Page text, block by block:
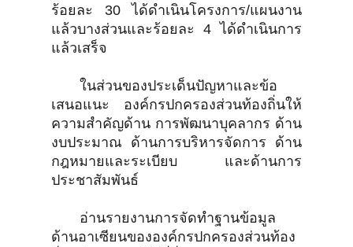
ร้อยละ 30 ได้ดำเนินโครงการ/แผนงาน
แล้วบางส่วนและร้อยละ 4 ได้ดำเนินการ
แล้วเสร็จ
ในส่วนของประเด็นปัญหาและข้อ
เสนอแนะ องค์กรปกครองส่วนท้องถิ่นให้
ความสำคัญด้าน การพัฒนาบุคลากร ด้าน
งบประมาณ ด้านการบริหารจัดการ ด้าน
กฎหมายและระเบียบ และด้านการ
ประชาสัมพันธ์
อ่านรายงานการจัดทำฐานข้อมูล
ด้านอาเซียนขององค์กรปกครองส่วนท้อง